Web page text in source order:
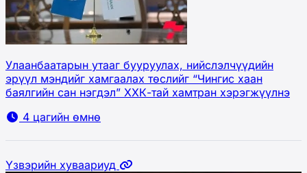
Улаанбаатарын утааг бууруулах, нийслэлчүүдийн
эрүүл мэндийг хамгаалах төслийг “Чингис хаан
баялгийн сан нэгдэл” ХХК-тай хамтран хэрэгжүүлнэ
4 цагийн өмнө
Үзвэрийн хуваариуд